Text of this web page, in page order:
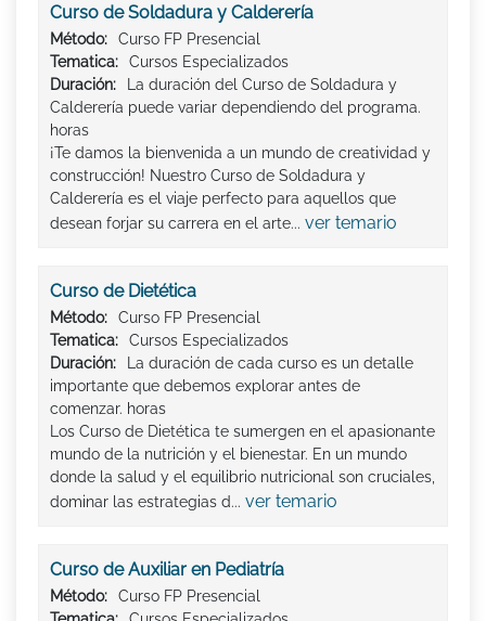
Curso de Soldadura y Calderería
Método:
Curso FP Presencial
Tematica:
Cursos Especializados
Duración:
La duración del Curso de Soldadura y
Calderería puede variar dependiendo del programa.
horas
¡Te damos la bienvenida a un mundo de creatividad y
construcción! Nuestro Curso de Soldadura y
Calderería es el viaje perfecto para aquellos que
desean forjar su carrera en el arte... ver temario
Curso de Dietética
Método:
Curso FP Presencial
Tematica:
Cursos Especializados
Duración:
La duración de cada curso es un detalle
importante que debemos explorar antes de
comenzar. horas
Los Curso de Dietética te sumergen en el apasionante
mundo de la nutrición y el bienestar. En un mundo
donde la salud y el equilibrio nutricional son cruciales,
dominar las estrategias d... ver temario
Curso de Auxiliar en Pediatría
Método:
Curso FP Presencial